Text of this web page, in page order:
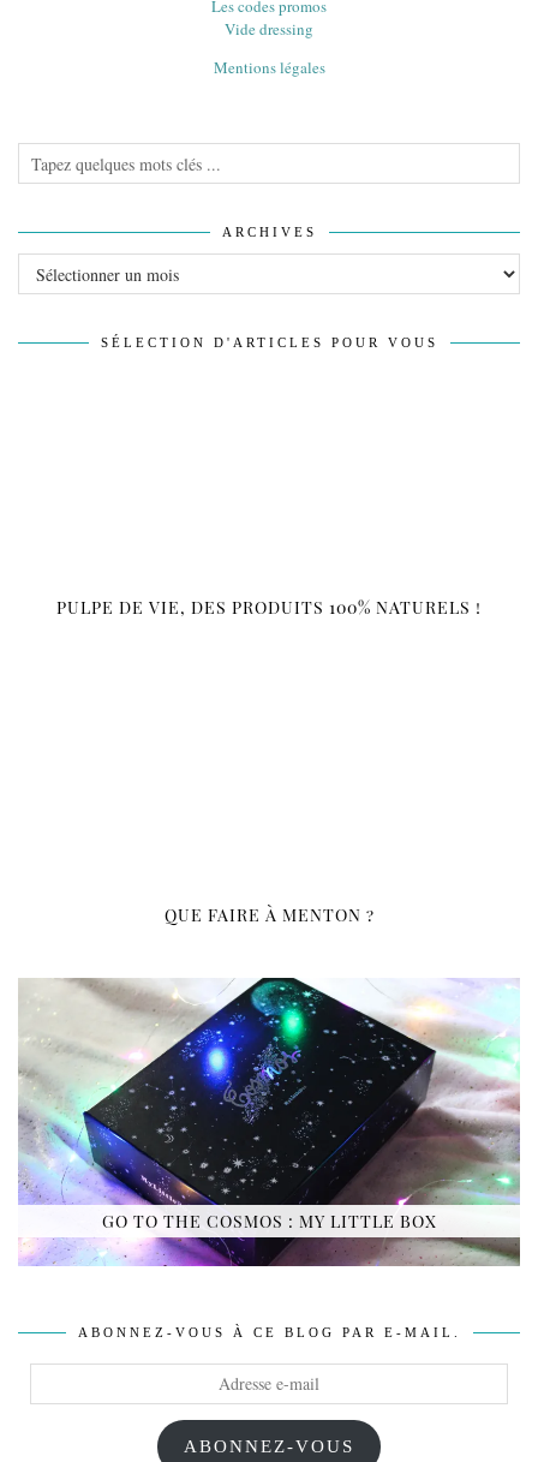
Les codes promos
Vide dressing
Mentions légales
ARCHIVES
SÉLECTION D'ARTICLES POUR VOUS
PULPE DE VIE, DES PRODUITS 100% NATURELS !
QUE FAIRE À MENTON ?
GO TO THE COSMOS : MY LITTLE BOX
ABONNEZ-VOUS À CE BLOG PAR E-MAIL.
ABONNEZ-VOUS